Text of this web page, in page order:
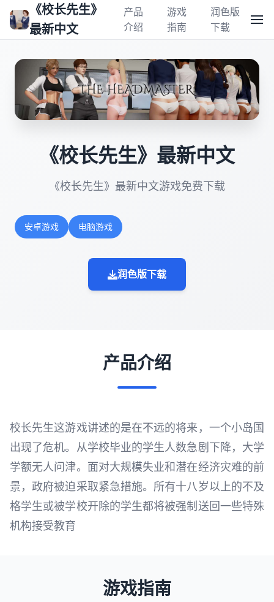
《校长先生》
最新中文
产品
介绍
游戏
指南
润色版
下载
《校长先生》最新中文
《校长先生》最新中文游戏免费下载
安卓游戏 电脑游戏
润色版下载
产品介绍
校长先生这游戏讲述的是在不远的将来，一个小岛国
出现了危机。从学校毕业的学生人数急剧下降，大学
学额无人问津。面对大规模失业和潜在经济灾难的前
景，政府被迫采取紧急措施。所有十八岁以上的不及
格学生或被学校开除的学生都将被强制送回一些特殊
机构接受教育
游戏指南